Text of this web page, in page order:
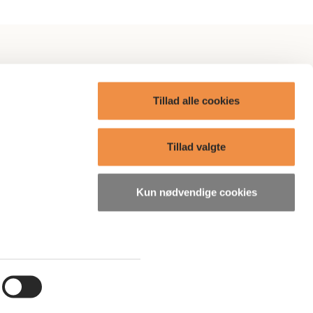
Tillad alle cookies
Tillad valgte
Kun nødvendige cookies
AP Care
Boliger
Presse